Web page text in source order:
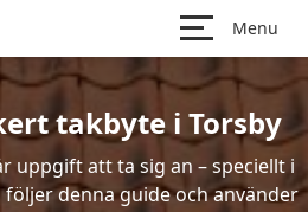
Menu
takbyte i Torsby
uppgift att ta sig an – speciellt i
denna guide och använder